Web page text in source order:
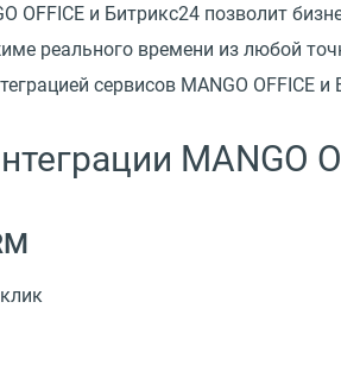
OFFICE и Битрикс24 позволит
реального времени из любой
сервисов MANGO OFFICE и
MANGO